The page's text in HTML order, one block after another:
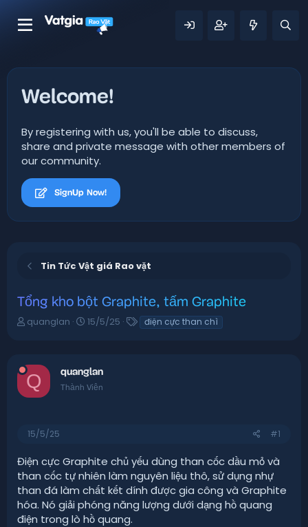
Welcome!
By registering with us, you'll be able to discuss,
share and private message with other members of
our community.
SignUp Now!
Tin Tức Vật giá Rao vặt
Tổng kho bột Graphite, tấm Graphite
T
a
d
s
r
e
r
quanglan
N
g
ử
15/5/25
T
ừ
điện cực than chì
Q quanglan
Thành Viên
15/5/25 #1
Điện cực Graphite chủ yếu dùng than cốc dầu mỏ và
than cốc tự nhiên làm nguyên liệu thô, sử dụng nhự
than đá làm chất kết dính được gia công và Graphite
hóa. Nó giải phóng năng lượng dưới dạng hồ quang
điện trong lò hồ quang.